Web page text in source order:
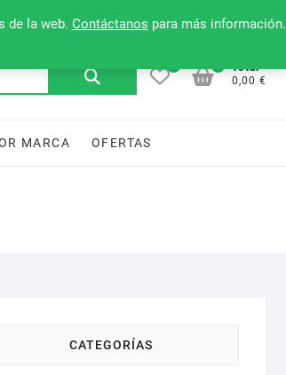
de la web. Contáctanos para más información.
Mi cuenta Lista de deseos
Buscar
Total
0,00 €
MARCA OFERTAS
CATEGORÍAS